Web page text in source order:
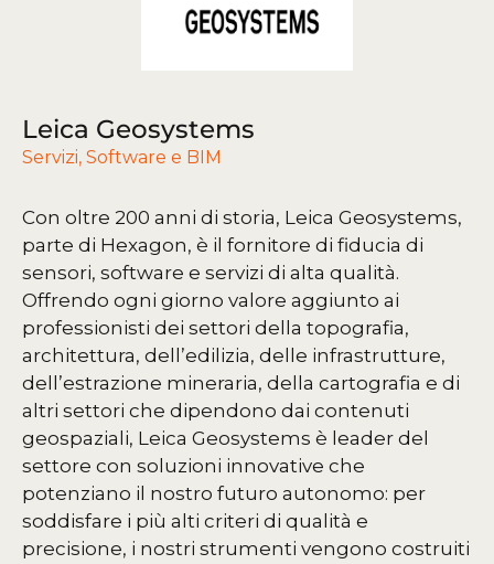
Leica Geosystems
Servizi, Software e BIM
Con oltre 200 anni di storia, Leica Geosystems,
parte di Hexagon, è il fornitore di fiducia di
sensori, software e servizi di alta qualità.
Offrendo ogni giorno valore aggiunto ai
professionisti dei settori della topografia,
architettura, dell’edilizia, delle infrastrutture,
dell’estrazione mineraria, della cartografia e di
altri settori che dipendono dai contenuti
geospaziali, Leica Geosystems è leader del
settore con soluzioni innovative che
potenziano il nostro futuro autonomo: per
soddisfare i più alti criteri di qualità e
precisione, i nostri strumenti vengono costruiti